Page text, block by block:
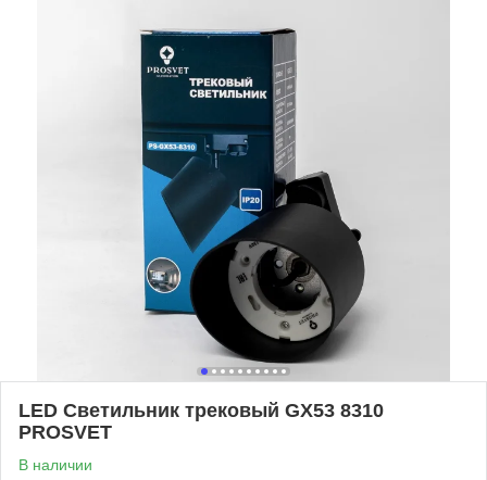
LED Светильник трековый GX53 8310
PROSVET
В наличии